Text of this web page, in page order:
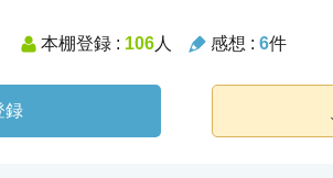
本棚登録 : 106人 感想 : 6件
録